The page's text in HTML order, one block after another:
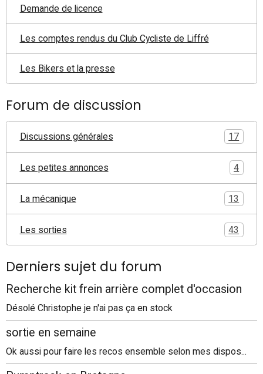
Demande de licence
Les comptes rendus du Club Cycliste de Liffré
Les Bikers et la presse
Forum de discussion
Discussions générales 17
Les petites annonces 4
La mécanique 13
Les sorties 43
Derniers sujet du forum
Recherche kit frein arrière complet d'occasion
Désolé Christophe je n'ai pas ça en stock
sortie en semaine
Ok aussi pour faire les recos ensemble selon mes dispos...